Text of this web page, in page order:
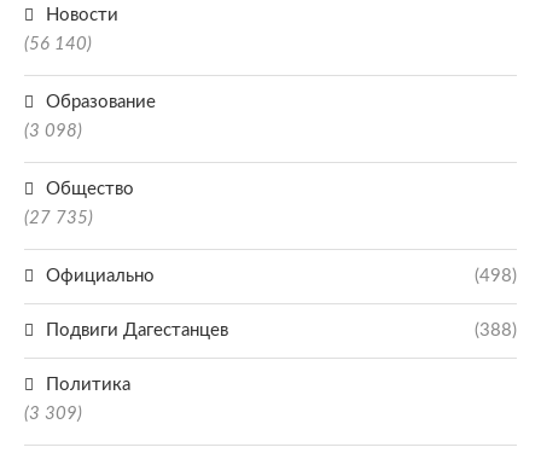
Новости
(56 140)
Образование
(3 098)
Общество
(27 735)
Официально (498)
Подвиги Дагестанцев (388)
Политика
(3 309)